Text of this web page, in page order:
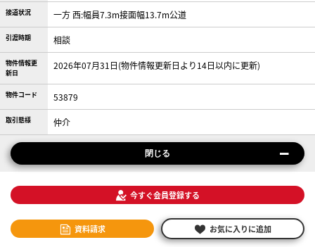
接道状況 一方 西:幅員7.3m接面幅13.7m公道
引渡時期 相談
物件情報更
新日
2026年07月31日(物件情報更新日より14日以内に更新)
物件コード 53879
取引態様 仲介
閉じる
今すぐ会員登録する
資料請求 お気に入りに追加